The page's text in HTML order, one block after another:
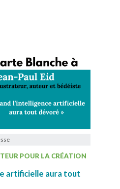
POUR LA CRÉATION
artificielle aura tout